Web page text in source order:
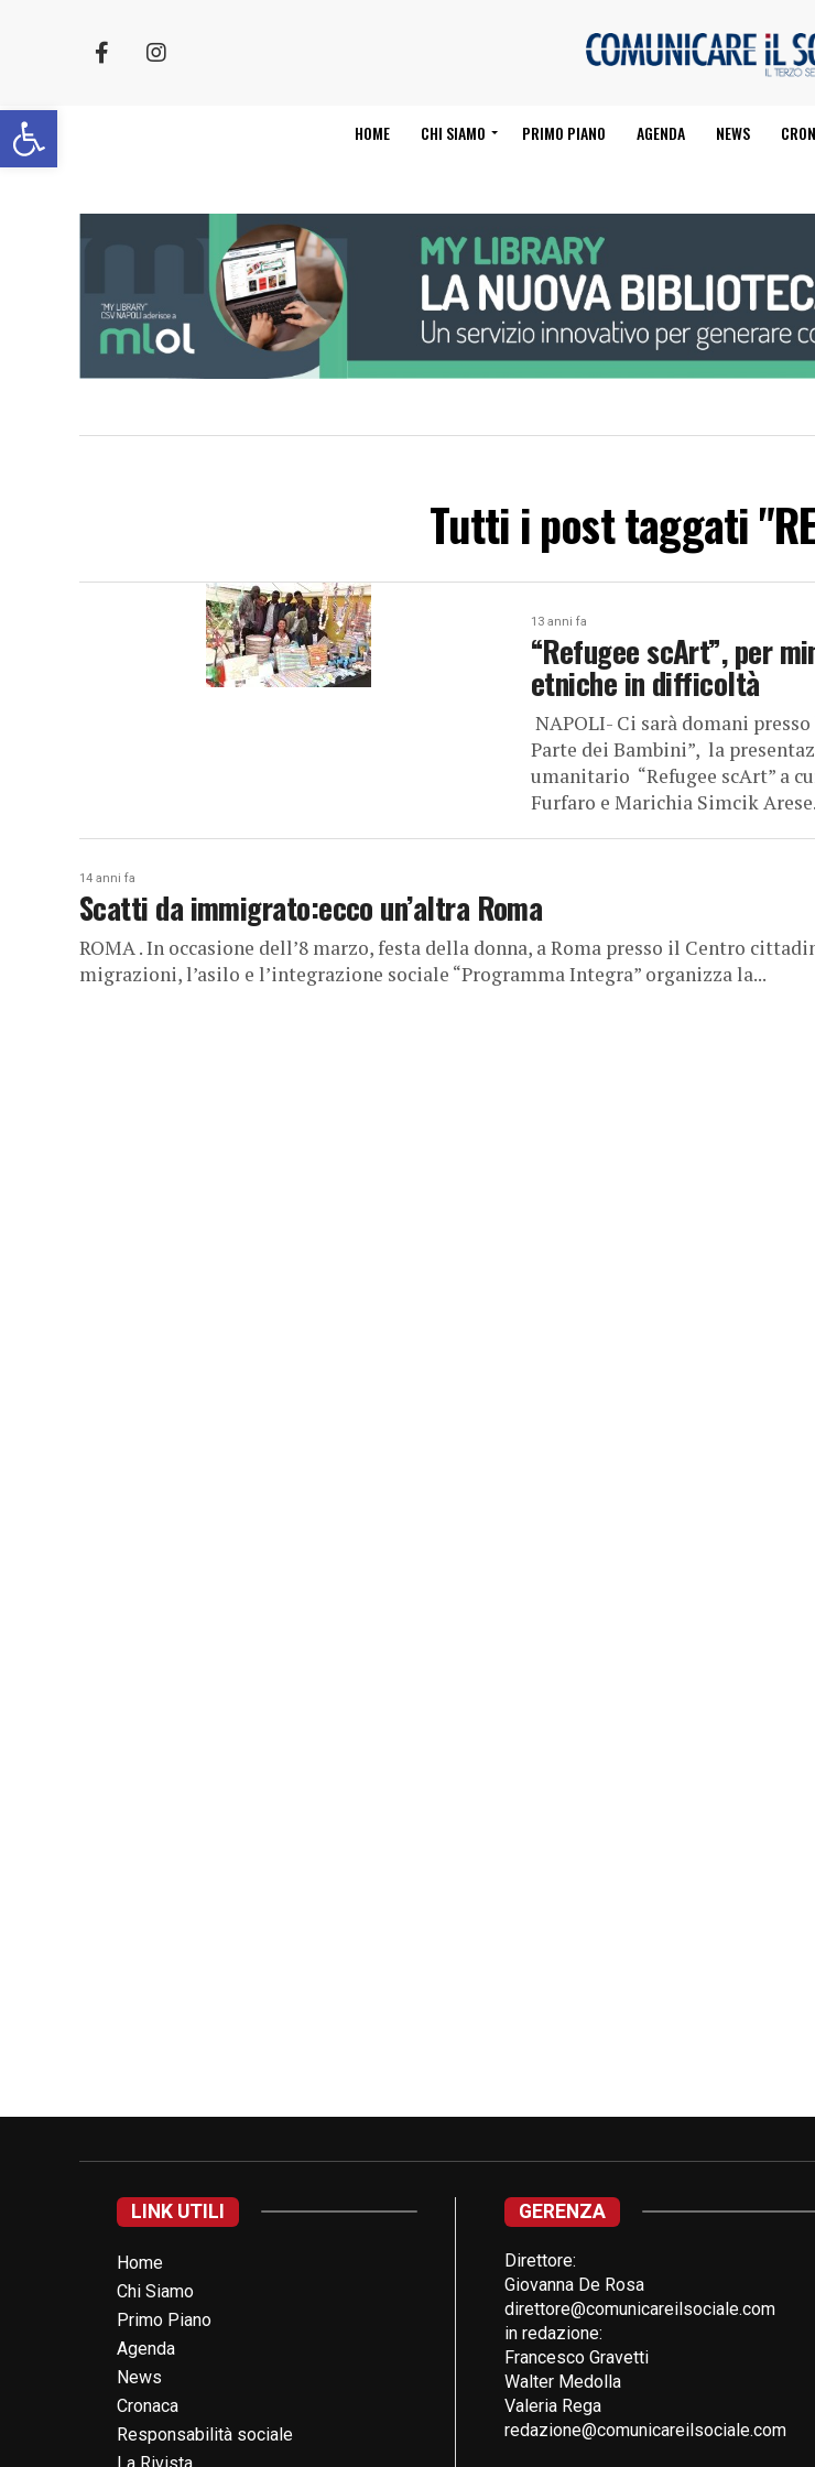
Apri la barra degli strumenti HOME CHI SIAMO PRIMO PIANO AGENDA NEWS
Tutti i post taggati
13 anni fa
“Refugee scArt”, per
etniche in difficoltà
NAPOLI- Ci sarà domani
Parte dei Bambini”, la
umanitario “Refugee scArt” a
Furfaro e Marichia Simcik
14 anni fa
Scatti da immigrato:ecco un’altra Roma
ROMA . In occasione dell’8 marzo, festa della donna, a Roma presso il Centro
migrazioni, l’asilo e l’integrazione sociale “Programma Integra” organizza la...
LINK UTILI
Home
Chi Siamo
Primo Piano
Agenda
News
Cronaca
Responsabilità sociale
GERENZA
Direttore:
Giovanna De Rosa
direttore@comunicareilsociale.com
in redazione:
Francesco Gravetti
Walter Medolla
Valeria Rega
redazione@comunicareilsociale.com